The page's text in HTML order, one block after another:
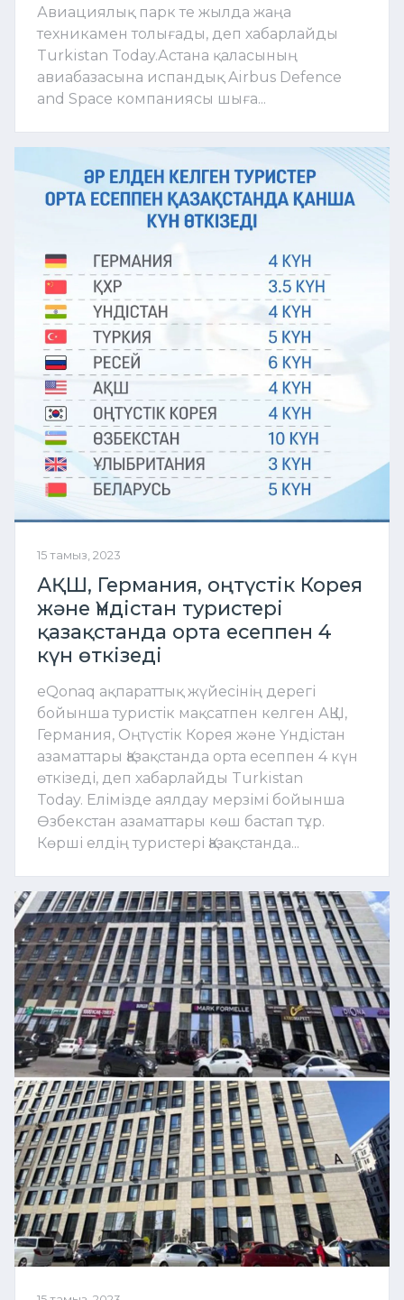
Авиациялық парк те жылда жаңа
техникамен толығады, деп хабарлайды
Turkistan Today.Астана қаласының
авиабазасына испандық Airbus Defence
and Space компаниясы шыға...
15 тамыз, 2023
АҚШ, Германия, оңтүстік Корея
және Үндістан туристері
қазақстанда орта есеппен 4
күн өткізеді
eQonaq ақпараттық жүйесінің дерегі
бойынша туристік мақсатпен келген АҚШ,
Германия, Оңтүстік Корея және Үндістан
азаматтары Қазақстанда орта есеппен 4 күн
өткізеді, деп хабарлайды Turkistan
Today. Елімізде аялдау мерзімі бойынша
Өзбекстан азаматтары көш бастап тұр.
Көрші елдің туристері Қазақстанда...